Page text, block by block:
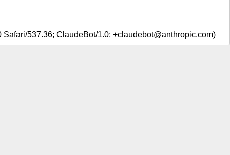
537.36; ClaudeBot/1.0; +claudebot@anthropic.com)